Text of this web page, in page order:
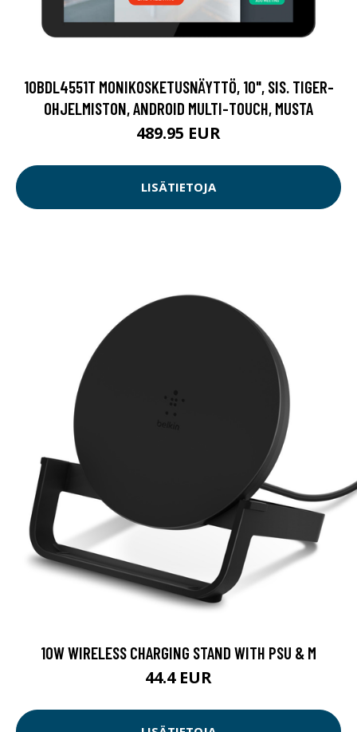
10BDL4551T MONIKOSKETUSNÄYTTÖ, 10", SIS. TIGER-
OHJELMISTON, ANDROID MULTI-TOUCH, MUSTA
489.95 EUR
LISÄTIETOJA
10W WIRELESS CHARGING STAND WITH PSU & M
44.4 EUR